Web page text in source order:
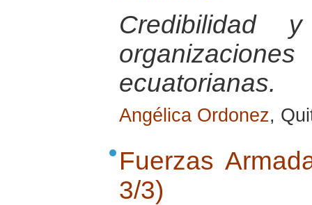
Credibilidad
ecuatorianas.
Angélica Ordonez,
Fuerzas
3/3)